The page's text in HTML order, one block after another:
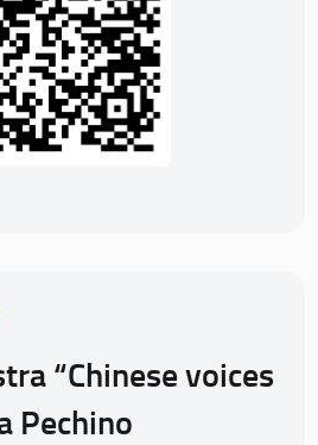
“Chinese voices
Pechino